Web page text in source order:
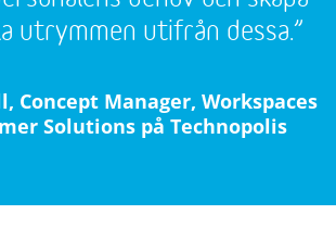
utrymmen utifrån dessa.”
Concept Manager, Workspaces
Solutions på Technopolis